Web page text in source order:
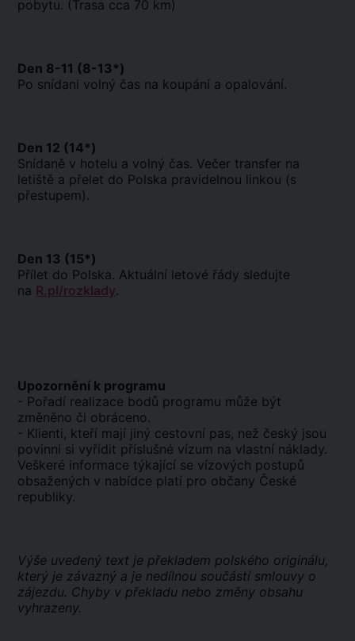
pobytu. (Trasa cca 70 km)
Den 8-11 (8-13*)
Po snídani volný čas na koupání a opalování.
Den 12 (14*)
Snídaně v hotelu a volný čas. Večer transfer na
letiště a přelet do Polska pravidelnou linkou (s
přestupem).
Den 13 (15*)
Přílet do Polska. Aktuální letové řády sledujte
na R.pl/rozklady.
Upozornění k programu
- Pořadí realizace bodů programu může být
změněno či obráceno.
- Klienti, kteří mají jiný cestovní pas, než český jsou
povinni si vyřídit příslušné vízum na vlastní náklady.
Veškeré informace týkající se vízových postupů
obsažených v nabídce platí pro občany České
republiky.
Výše uvedený text je překladem polského originálu,
který je závazný a je nedílnou součástí smlouvy o
zájezdu. Chyby v překladu nebo změny obsahu
vyhrazeny.